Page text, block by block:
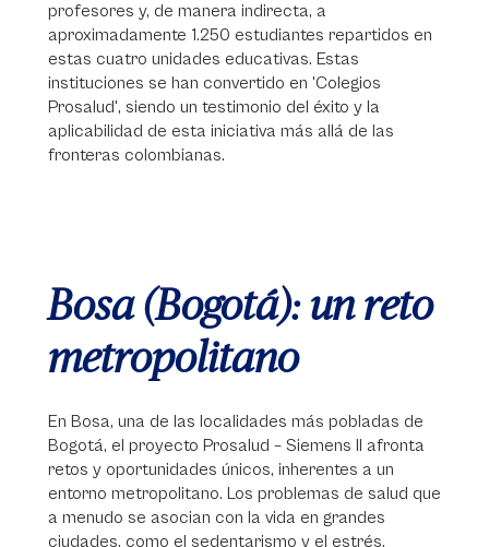
profesores y, de manera indirecta, a
aproximadamente 1.250 estudiantes repartidos en
estas cuatro unidades educativas. Estas
instituciones se han convertido en 'Colegios
Prosalud', siendo un testimonio del éxito y la
aplicabilidad de esta iniciativa más allá de las
fronteras colombianas.
Bosa (Bogotá): un reto
metropolitano
En Bosa, una de las localidades más pobladas de
Bogotá, el proyecto Prosalud – Siemens II afronta
retos y oportunidades únicos, inherentes a un
entorno metropolitano. Los problemas de salud que
a menudo se asocian con la vida en grandes
ciudades, como el sedentarismo y el estrés,